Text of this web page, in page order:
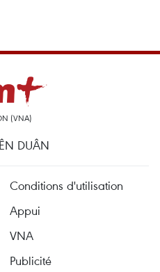
(VNA)
DUÂN
Conditions d'utilisation
Appui
VNA
Publicité